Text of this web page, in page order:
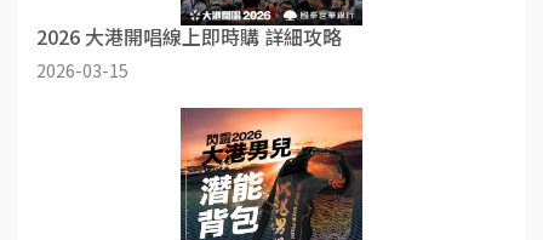
2026 大港開唱線上即時購 詳細攻略
2026-03-15